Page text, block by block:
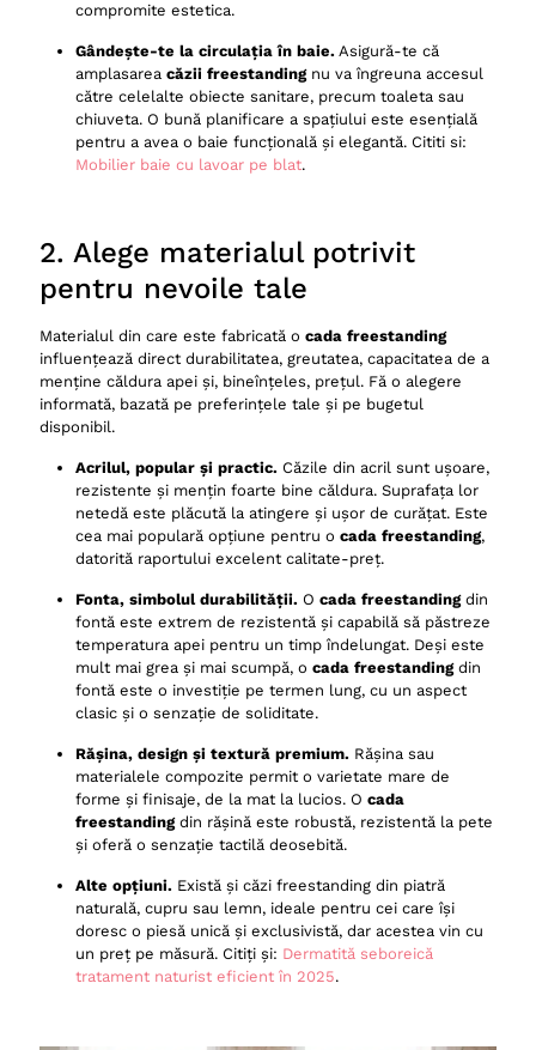
compromite estetica.
Gândește-te la circulația în baie. Asigură-te că
amplasarea căzii freestandingnu va îngreuna accesul
către celelalte obiecte sanitare, precum toaleta sau
chiuveta. O bună planificare a spațiului este esențială
pentru a avea o baie funcțională și elegantă. Cititi si:
Mobilier baie cu lavoar pe blat.
2. Alege materialul potrivit
pentru nevoile tale
Materialul din care este fabricată o cada freestanding
influențează direct durabilitatea, greutatea, capacitatea de a
menține căldura apei și, bineînțeles, prețul. Fă o alegere
informată, bazată pe preferințele tale și pe bugetul
disponibil.
Acrilul, popular și practic. Căzile din acril sunt ușoare,
rezistente și mențin foarte bine căldura. Suprafața lor
netedă este plăcută la atingere și ușor de curățat. Este
cea mai populară opțiune pentru o cada freestanding,
datorită raportului excelent calitate-preț.
Fonta, simbolul durabilității. O cada freestandingdin
fontă este extrem de rezistentă și capabilă să păstreze
temperatura apei pentru un timp îndelungat. Deși este
mult mai grea și mai scumpă, o cada freestandingdin
fontă este o investiție pe termen lung, cu un aspect
clasic și o senzație de soliditate.
Rășina, design și textură premium. Rășina sau
materialele compozite permit o varietate mare de
forme și finisaje, de la mat la lucios. O cada
freestandingdin rășină este robustă, rezistentă la pete
și oferă o senzație tactilă deosebită.
Alte opțiuni. Există și căzi freestanding din piatră
naturală, cupru sau lemn, ideale pentru cei care își
doresc o piesă unică și exclusivistă, dar acestea vin cu
un preț pe măsură. Citiți și: Dermatită seboreică
tratament naturist eficient în 2025.